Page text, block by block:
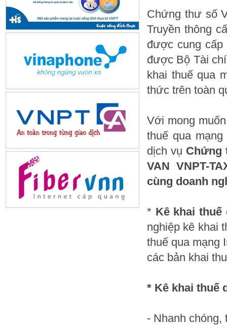
Chứng thư số
Truyền thông
được cung cấp
được Bộ Tài
khai thuế qua
thức trên toàn
Với mong
thuế qua
dịch vụ Chứng
VAN VNPT-
cùng doanh
* Kê khai thuế
nghiệp kê khai
thuế qua mạng
các bản khai
* Kê khai thuế
- Nhanh